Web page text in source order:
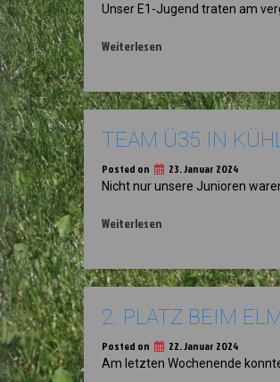
Unser E1-Jugend traten am
Weiterlesen
TEAM Ü35 IN
Posted on 23. Januar 2024
Nicht nur unsere Junioren
Weiterlesen
2. PLATZ BEIM
Posted on 22. Januar 2024
Am letzten Wochenende